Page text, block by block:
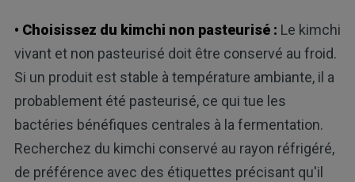
• Choisissez du kimchi non pasteurisé : Le kimchi
vivant et non pasteurisé doit être conservé au froid.
Si un produit est stable à température ambiante, il a
probablement été pasteurisé, ce qui tue les
bactéries bénéfiques centrales à la fermentation.
Recherchez du kimchi conservé au rayon réfrigéré,
de préférence avec des étiquettes précisant qu'il